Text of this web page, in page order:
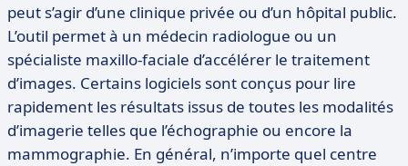
peut s’agir d’une clinique privée ou d’un hôpital public.
L’outil permet à un médecin radiologue ou un
spécialiste maxillo-faciale d’accélérer le traitement
d’images. Certains logiciels sont conçus pour lire
rapidement les résultats issus de toutes les modalités
d’imagerie telles que l’échographie ou encore la
mammographie. En général, n’importe quel centre